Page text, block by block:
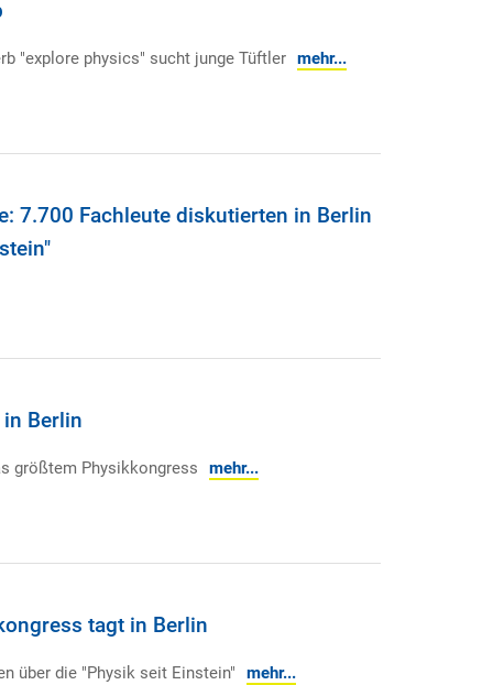
"explore physics" sucht junge Tüftler mehr...
7.700 Fachleute diskutierten in Berlin
Berlin
größtem Physikkongress mehr...
tagt in Berlin
über die "Physik seit Einstein" mehr...